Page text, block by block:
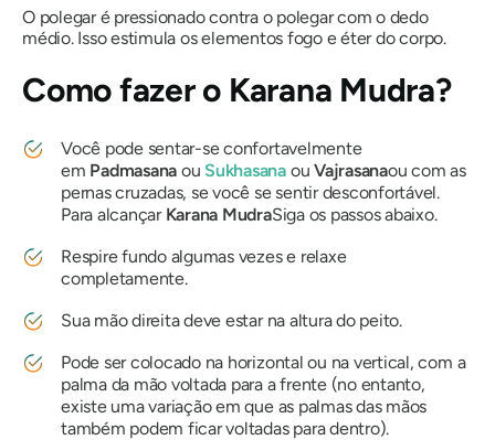
O polegar é pressionado contra o polegar com o dedo
médio. Isso estimula os elementos fogo e éter do corpo.
Como fazero Karana Mudra?
Você pode sentar-se confortavelmente
em Padmasana ou Sukhasana ouVajrasanaou com as
pernas cruzadas, se você se sentir desconfortável.
Para alcançar Karana MudraSiga os passos abaixo.
Respire fundo algumas vezes e relaxe
completamente.
Sua mão direita deve estar na altura do peito.
Pode ser colocado na horizontal ou na vertical, com a
palma da mão voltada para a frente (no entanto,
existe uma variação em que as palmas das mãos
também podem ficar voltadas para dentro).